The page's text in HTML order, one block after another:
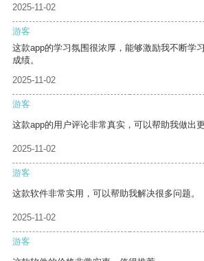
2025-11-02
游客
这款app的学习氛围很浓厚，能够激励我不断学
成绩。
2025-11-02
游客
这款app的用户评论非常真实，可以帮助我做出
2025-11-02
游客
这款软件非常实用，可以帮助我解决很多问题。
2025-11-02
游客